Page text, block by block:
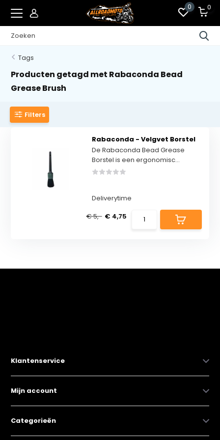
0 0
Tags
Producten getagd met Rabaconda Bead
Grease Brush
Filters
Rabaconda - Velgvet Borstel
De Rabaconda Bead Grease
Borstel is een ergonomisc...
Deliverytime
€ 5,- € 4,75
Klantenservice
Mijn account
Categorieën